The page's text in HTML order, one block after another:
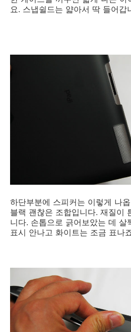
요. 스냅쉴드는 얇아서 딱 들어갑
하단부분에 스피커는 이렇게 나
블랙 괜찮은 조합입니다. 재질이
니다. 손톱으로 긁어보았는 데 살
표시 안나고 화이트는 조금 표나